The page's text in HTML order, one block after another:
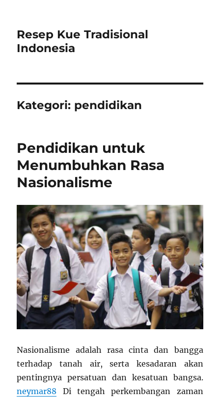
Resep Kue Tradisional
Indonesia
Kategori: pendidikan
Pendidikan untuk
Menumbuhkan Rasa
Nasionalisme
Nasionalisme adalah rasa cinta dan bangga
terhadap tanah air, serta kesadaran akan
pentingnya persatuan dan kesatuan bangsa.
neymar88 Di tengah perkembangan zaman